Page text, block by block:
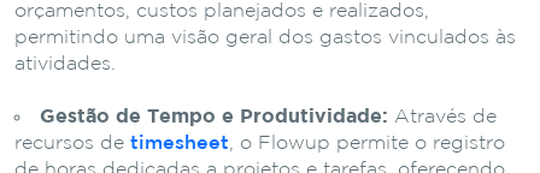
orçamentos, custos planejados e realizados,
permitindo uma visão geral dos gastos vinculados às
atividades.
Gestão de Tempo e Produtividade: Através de
recursos de timesheet , o Flowup permite o registro